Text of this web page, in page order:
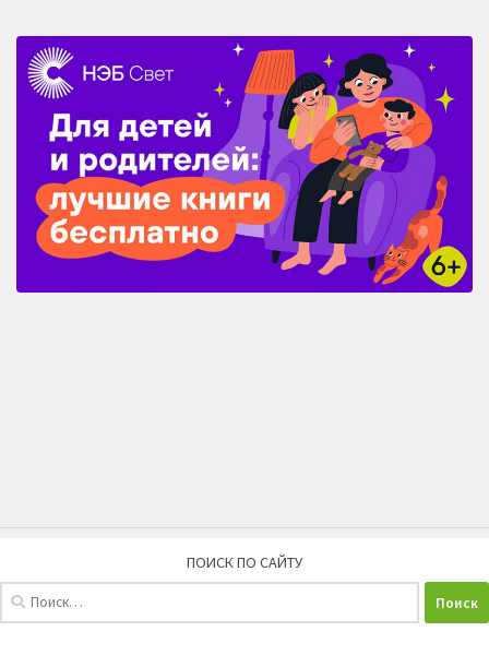
ПОИСК ПО САЙТУ